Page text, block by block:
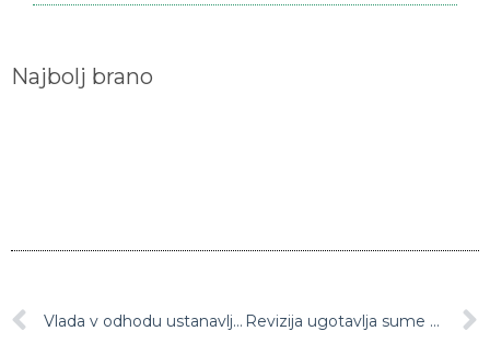
Najbolj brano
Vlada v odhodu ustanavlja nove visokošolske zavode Revizija ugotavlja sume kaznivih dejanj pri vzdrževanju vozil Slovenske vojske